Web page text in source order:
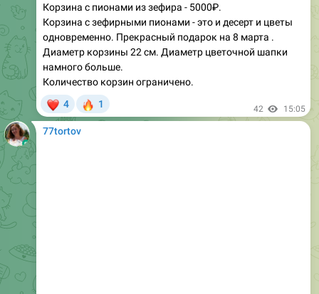
одновременно. Прекрасный подарок на 8 марта .
Диаметр корзины 22 см. Диаметр цветочной шапки
намного больше.
Количество корзин ограничено.
4 1
77tortov